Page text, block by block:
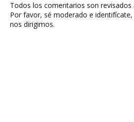
Todos los comentarios son revisados
Por favor, sé moderado e
nos dirigimos.